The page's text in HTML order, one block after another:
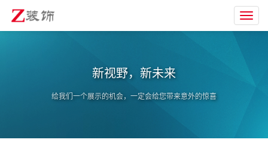
新视野，新未来
给我们一个展示的机会，一定会给您带来意外的惊喜